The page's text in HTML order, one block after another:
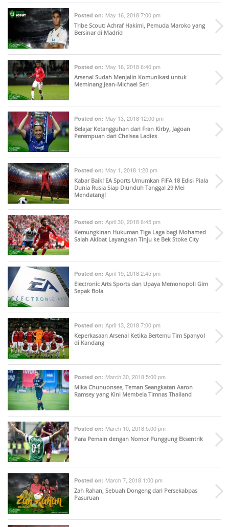
Posted on: May 16, 2018 7:00 pm
Tribe Scout: Achraf Hakimi, Pemuda Maroko yang
Bersinar di Madrid
Posted on: May 16, 2018 6:40 pm
Arsenal Sudah Menjalin Komunikasi untuk
Meminang Jean-Michael Seri
Posted on: May 13, 2018 12:00 pm
Belajar Ketangguhan dari Fran Kirby, Jagoan
Perempuan dari Chelsea Ladies
Posted on: May 1, 2018 1:20 pm
Kabar Baik! EA Sports Umumkan FIFA 18 Edisi Piala
Dunia Rusia Siap Diunduh Tanggal 29 Mei
Mendatang!
Posted on: April 30, 2018 6:45 pm
Kemungkinan Hukuman Tiga Laga bagi Mohamed
Salah Akibat Layangkan Tinju ke Bek Stoke City
Posted on: April 19, 2018 2:45 pm
Electronic Arts Sports dan Upaya Memonopoli Gim
Sepak Bola
Posted on: April 13, 2018 7:00 pm
Keperkasaan Arsenal Ketika Bertemu Tim Spanyol
di Kandang
Posted on: March 30, 2018 5:00 pm
Mika Chunuonsee, Teman Seangkatan Aaron
Ramsey yang Kini Membela Timnas Thailand
Posted on: March 10, 2018 5:00 pm
Para Pemain dengan Nomor Punggung Eksentrik
Posted on: March 7, 2018 1:00 pm
Zah Rahan, Sebuah Dongeng dari Persekabpas
Pasuruan